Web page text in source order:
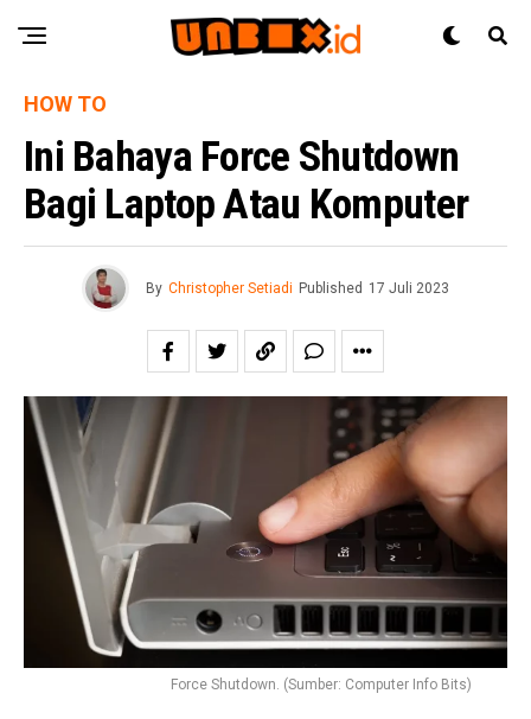
HOW TO
Ini Bahaya Force Shutdown
Bagi Laptop Atau Komputer
By Christopher Setiadi Published 17 Juli 2023
Force Shutdown. (Sumber: Computer Info Bits)